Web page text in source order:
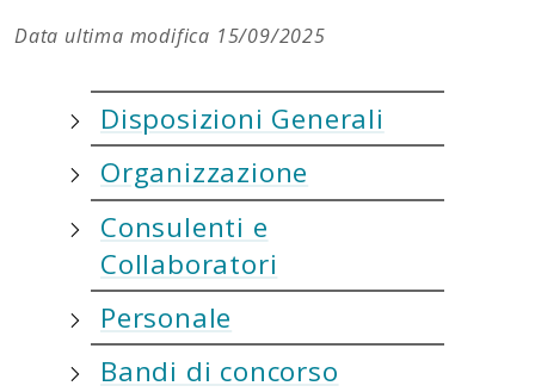
Data ultima modifica 15/09/2025
Disposizioni Generali
Organizzazione
Consulenti e
Collaboratori
Personale
Bandi di concorso